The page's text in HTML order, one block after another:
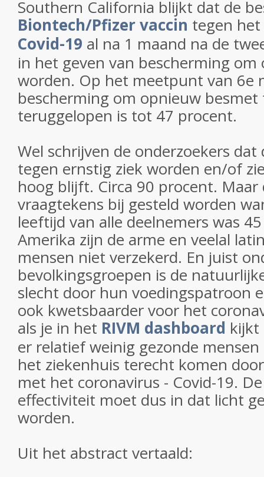
Southern California blijkt dat de
Biontech/Pfizer vaccin tegen het
Covid-19 al na 1 maand na de
in het geven van bescherming
worden. Op het meetpunt van 6e
bescherming om opnieuw
teruggelopen is tot 47 procent.
Wel schrijven de onderzoekers
tegen ernstig ziek worden en/of
hoog blijft. Circa 90 procent.
vraagtekens bij gesteld worden
leeftijd van alle deelnemers was
Amerika zijn de arme en veelal
mensen niet verzekerd. En juist
bevolkingsgroepen is de
slecht door hun voedingspatroon
ook kwetsbaarder voor het
als je in het RIVM dashboard kijkt
er relatief weinig gezonde
het ziekenhuis terecht komen
met het coronavirus - Covid-19.
effectiviteit moet dus in dat licht
worden.
Uit het abstract vertaald: